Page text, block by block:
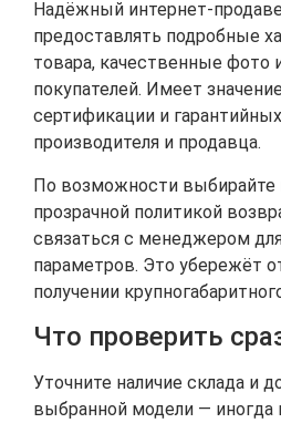
Надёжный
предоставлять подробные
товара, качественные
покупателей. Имеет
сертификации и
производителя и продавца.
По возможности выбирайте
прозрачной политикой
связаться с менеджером
параметров. Это убережёт
получении
Что проверить
Уточните наличие склада и
выбранной модели — иногда